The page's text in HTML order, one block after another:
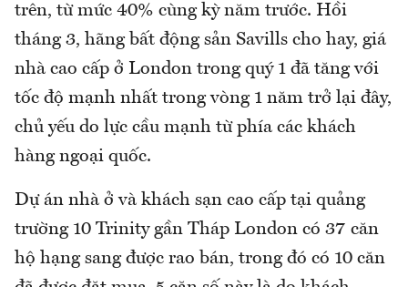
trên, từ mức 40% cùng kỳ năm trước. Hồi
tháng 3, hãng bất động sản Savills cho hay, giá
nhà cao cấp ở London trong quý 1 đã tăng với
tốc độ mạnh nhất trong vòng 1 năm trở lại đây,
chủ yếu do lực cầu mạnh từ phía các khách
hàng ngoại quốc.
Dự án nhà ở và khách sạn cao cấp tại quảng
trường 10 Trinity gần Tháp London có 37 căn
hộ hạng sang được rao bán, trong đó có 10 căn